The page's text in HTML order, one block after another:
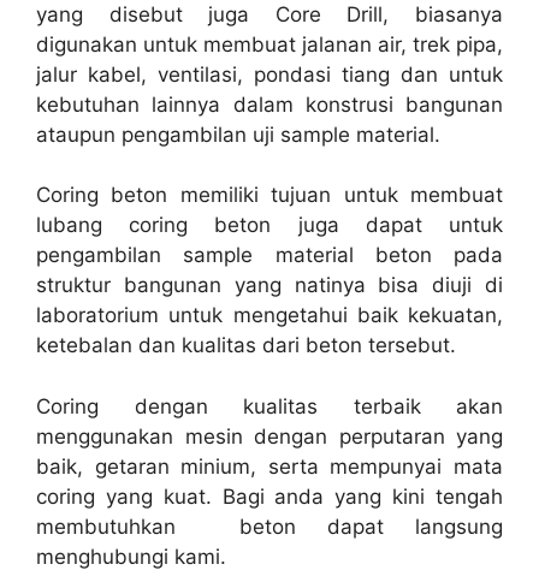
yang disebut juga Core Drill, biasanya
digunakan untuk membuat jalanan air, trek pipa,
jalur kabel, ventilasi, pondasi tiang dan untuk
kebutuhan lainnya dalam konstrusi bangunan
ataupun pengambilan uji sample material.
Coring beton memiliki tujuan untuk membuat
lubang coring beton juga dapat untuk
pengambilan sample material beton pada
struktur bangunan yang natinya bisa diuji di
laboratorium untuk mengetahui baik kekuatan,
ketebalan dan kualitas dari beton tersebut.
Coring dengan kualitas terbaik akan
menggunakan mesin dengan perputaran yang
baik, getaran minium, serta mempunyai mata
coring yang kuat. Bagi anda yang kini tengah
membutuhkan beton dapat langsung
menghubungi kami.